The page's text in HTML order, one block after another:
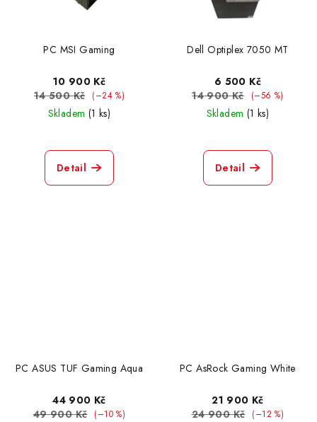
PC MSI Gaming
10 900 Kč
14 500 Kč (–24 %)
Skladem (1 ks)
Detail
Dell Optiplex 7050 MT
6 500 Kč
14 900 Kč
(–56 %)
Skladem (1 ks)
Detail
PC ASUS TUF Gaming Aqua
44 900 Kč
49 900 Kč (–10 %)
PC AsRock Gaming White
21 900 Kč
24 900 Kč (–12 %)